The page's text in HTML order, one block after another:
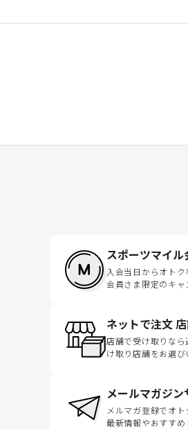
スポーツマイル
入会当日からオトク
会員さま限定のキャ
ネットで注文
店舗で受け取りな
け取り店舗をお選び
メールマガジン
メルマガ登録でオト
最新情報やおすすめ